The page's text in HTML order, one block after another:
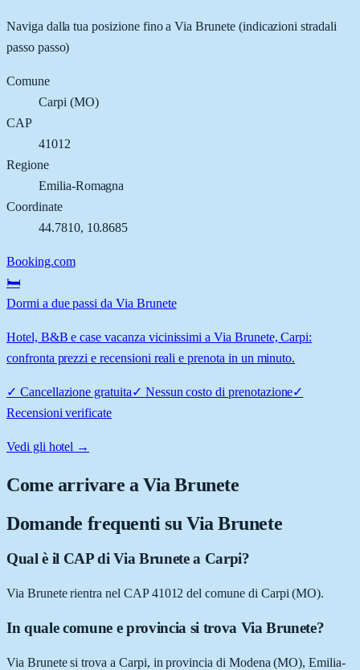
Naviga dalla tua posizione fino aVia Brunete(indicazioni stradali
passo passo)
Comune
Carpi (MO)
CAP
41012
Regione
Emilia-Romagna
Coordinate
44.7810, 10.8685
Booking.com
🛏️
Dormi a due passi da Via Brunete
Hotel, B&B e case vacanza vicinissimi a Via Brunete, Carpi:
confronta prezzi e recensioni reali e prenota in un minuto.
✓ Cancellazione gratuita✓ Nessun costo di prenotazione✓
Recensioni verificate
Vedi gli hotel →
Come arrivare aVia Brunete
Domande frequenti su Via Brunete
Qual è il CAP di Via Brunete a Carpi?
Via Brunete rientra nel CAP 41012 del comune di Carpi (MO).
In quale comune e provincia si trova Via Brunete?
Via Brunete si trova a Carpi, in provincia di Modena (MO), Emilia-